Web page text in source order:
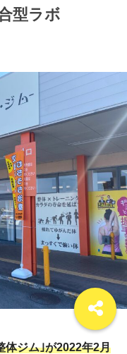
型ラボ
ジム｣が2022年2月